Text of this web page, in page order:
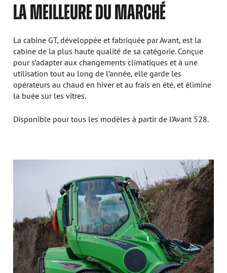
LA MEILLEURE DU MARCHÉ
La cabine GT, développée et fabriquée par Avant, est la
cabine de la plus haute qualité de sa catégorie. Conçue
pour s’adapter aux changements climatiques et à une
utilisation tout au long de l’année, elle garde les
opérateurs au chaud en hiver et au frais en été, et élimine
la buée sur les vitres.
Disponible pour tous les modèles à partir de l’Avant 528.